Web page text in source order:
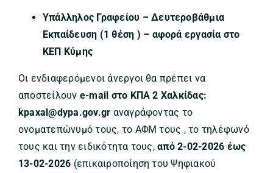
Υπάλληλος Γραφείου – Δευτεροβάθμια
Εκπαίδευση (1 θέση ) – αφορά εργασία στο
ΚΕΠ Κύμης
Οι ενδιαφερόμενοι άνεργοι θα πρέπει να
αποστείλουν e-mail στο KΠΑ 2 Χαλκίδας:
kpaxal@dypa.gov.gr αναγράφοντας το
ονοματεπώνυμό τους, το ΑΦΜ τους , το τηλέφωνό
τους και την ειδικότητα τους,από 2-02-2026 έως
13-02-2026 (επικαιροποίηση του Ψηφιακού